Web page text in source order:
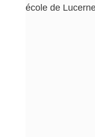
école de